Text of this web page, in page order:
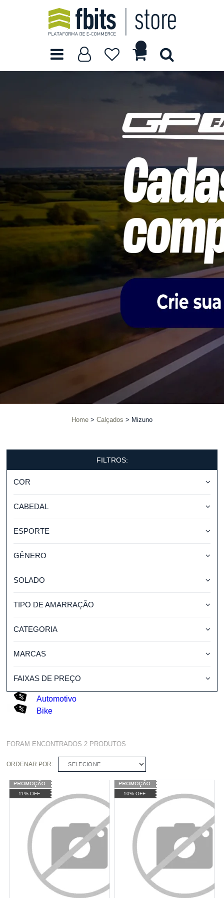
Home Calçados Mizuno
FILTROS:
COR
CABEDAL
ESPORTE
GÊNERO
SOLADO
TIPO DE AMARRAÇÃO
CATEGORIA
MARCAS
FAIXAS DE PREÇO
Automotivo
Bike
FORAM ENCONTRADOS2 PRODUTOS
ORDENAR POR: SELECIONE
11% OFF 10% OFF